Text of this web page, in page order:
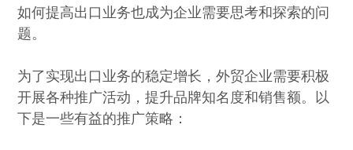
如何提高出口业务也成为企业需要思考和探索的问
题。
为了实现出口业务的稳定增长，外贸企业需要积极
开展各种推广活动，提升品牌知名度和销售额。以
下是一些有益的推广策略：